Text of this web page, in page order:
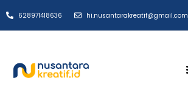
628971418636 hi.nusantarakreatif@gmail.com